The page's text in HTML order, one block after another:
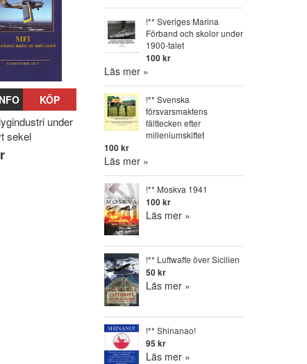
KÖP
under
sekel
!** Sveriges Marina
Förband och skolor under
1900-talet
100 kr
Läs mer »
!** Svenska
försvarsmaktens
fälttecken efter
milleniumskiftet
100 kr
Läs mer »
!** Moskva 1941
100 kr
Läs mer »
!** Luftwaffe över Sicilien
50 kr
Läs mer »
!** Shinanao!
95 kr
Läs mer »